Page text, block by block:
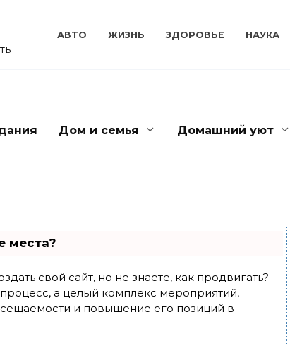
АВТО ЖИЗНЬ ЗДОРОВЬЕ НАУКА
Дом и семья Домашний уют
места?
свой сайт, но не знаете, как продвигать?
а целый комплекс мероприятий,
и повышение его позиций в